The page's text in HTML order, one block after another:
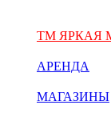
ТМ ЯРКАЯ
АРЕНДА
МАГАЗИНЫ